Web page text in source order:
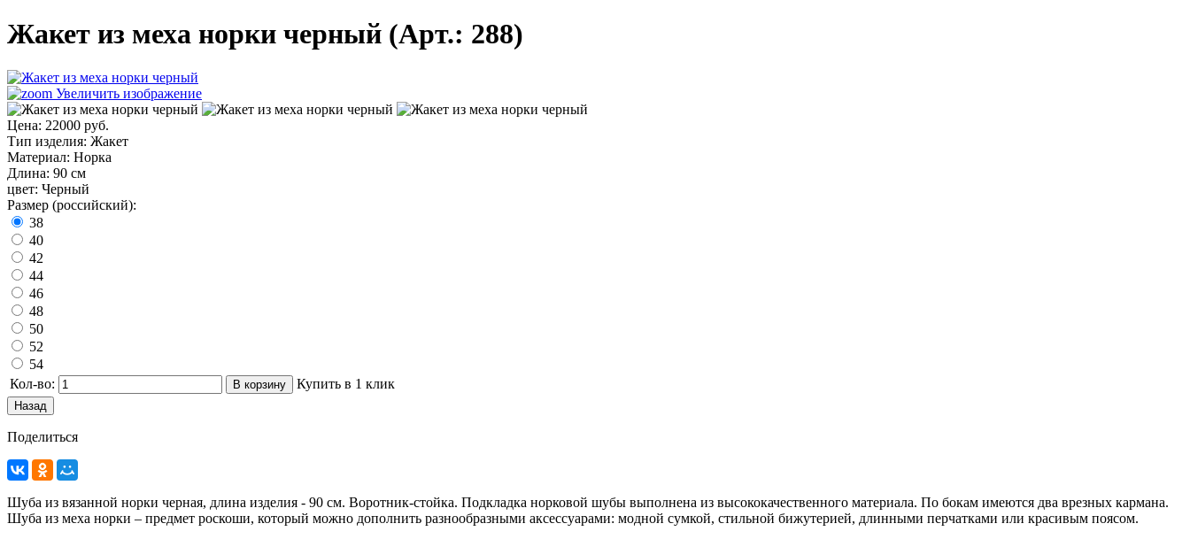
Жакет из меха норки черный (Арт.: 288)
Увеличить изображение
Цена: 22000 руб.
Тип изделия: Жакет
Материал: Норка
Длина: 90 см
цвет: Черный
Размер (российский):
38
40
42
44
46
48
50
52
54
Кол-во:
Купить в 1 клик
Поделиться
Шуба из вязанной норки черная, длина изделия - 90 см. Воротник-стойка. Подкладка норковой шубы выполнена из высококачественного материала. По бокам имеются два врезных кармана.
Шуба из меха норки – предмет роскоши, который можно дополнить разнообразными аксессуарами: модной сумкой, стильной бижутерией, длинными перчатками или красивым поясом.